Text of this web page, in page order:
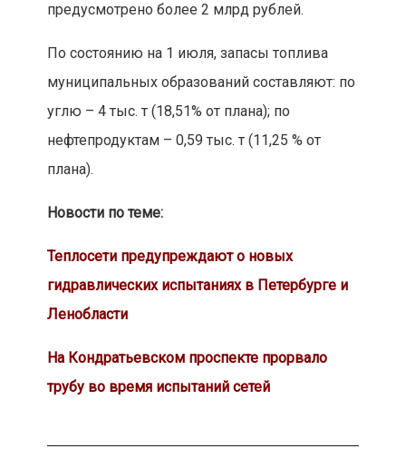
предусмотрено более 2 млрд рублей.
По состоянию на 1 июля, запасы топлива
муниципальных образований составляют: по
углю – 4 тыс. т (18,51% от плана); по
нефтепродуктам – 0,59 тыс. т (11,25 % от
плана).
Новости по теме:
Теплосети предупреждают о новых
гидравлических испытаниях в Петербурге и
Ленобласти
На Кондратьевском проспекте прорвало
трубу во время испытаний сетей